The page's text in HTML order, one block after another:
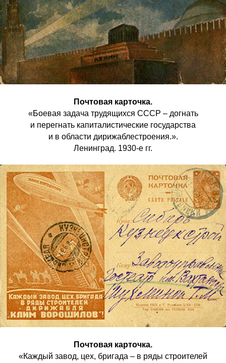
Почтовая карточка.
«Боевая задача трудящихся СССР – догнать
и перегнать капиталистические государства
и в области дирижаблестроения.».
Ленинград. 1930-е гг.
Почтовая карточка.
«Каждый завод, цех, бригада – в ряды строителей